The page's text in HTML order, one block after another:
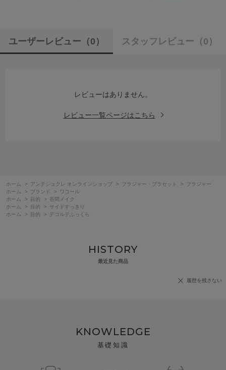
ユーザーレビュー （0） スタッフレビュー （0）
レビューはありません。
レビュー一覧ページはこちら
ホーム > アンテシュクレ オンラインショップ > ブラジャー・ブラセット >
ブラジャー
ホーム
> ブランド >
ワコール
ホーム
> 目的 >
谷間メイク
ホーム
> 目的 >
サイドすっきり
ホーム
> 目的 > デコルテふっくら
HISTORY
最近見た商品
履歴を残さない
KNOWLEDGE
基礎知識